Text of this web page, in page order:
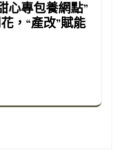
心專包養網點”
，“產改”賦能